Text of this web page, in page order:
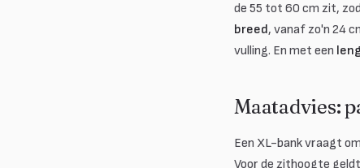
de 55 tot 60 cm zit,
breed, vanaf zo'n 24
vulling. En met een
Maatadvies:
Een XL-bank vraagt
Voor de zithoogte